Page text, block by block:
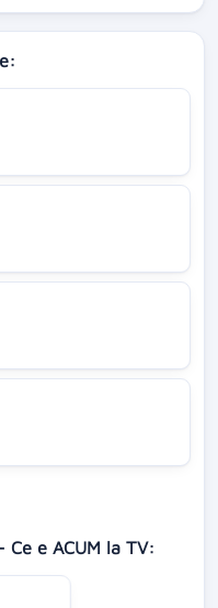
Ce e ACUM la TV: